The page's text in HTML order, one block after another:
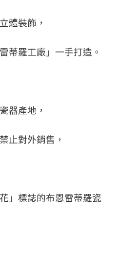
體裝飾，
蒂羅工廠」一手打造。
器產地，
止對外銷售，
」標誌的布恩雷蒂羅瓷